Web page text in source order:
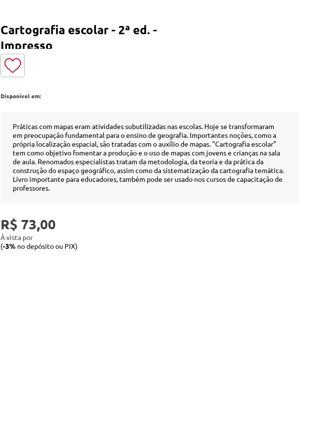
Cartografia escolar - 2ª ed. -
Impresso
Disponível em:
Práticas com mapas eram atividades subutilizadas nas escolas. Hoje se transformaram
em preocupação fundamental para o ensino de geografia. Importantes noções, como a
própria localização espacial, são tratadas com o auxílio de mapas. "Cartografia escolar"
tem como objetivo fomentar a produção e o uso de mapas com jovens e crianças na sala
de aula. Renomados especialistas tratam da metodologia, da teoria e da prática da
construção do espaço geográfico, assim como da sistematização da cartografia temática.
Livro importante para educadores, também pode ser usado nos cursos de capacitação de
professores.
R$ 73,00
À vista por
(-3% no depósito ou PIX)